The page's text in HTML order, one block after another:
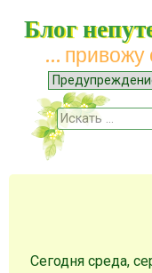
Блог
… привожу
Меню
Наверх
Поиск
Сегодня среда,